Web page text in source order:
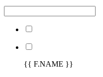
{{ F.NAME }}